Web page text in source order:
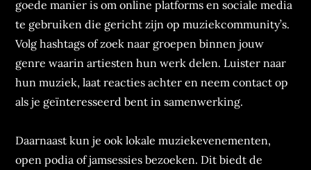
goede manier is om online platforms en sociale media
te gebruiken die gericht zijn op muziekcommunity’s.
Volg hashtags of zoek naar groepen binnen jouw
genre waarin artiesten hun werk delen. Luister naar
hun muziek, laat reacties achter en neem contact op
als je geïnteresseerd bent in samenwerking.
Daarnaast kun je ook lokale muziekevenementen,
open podia of jamsessies bezoeken. Dit biedt de